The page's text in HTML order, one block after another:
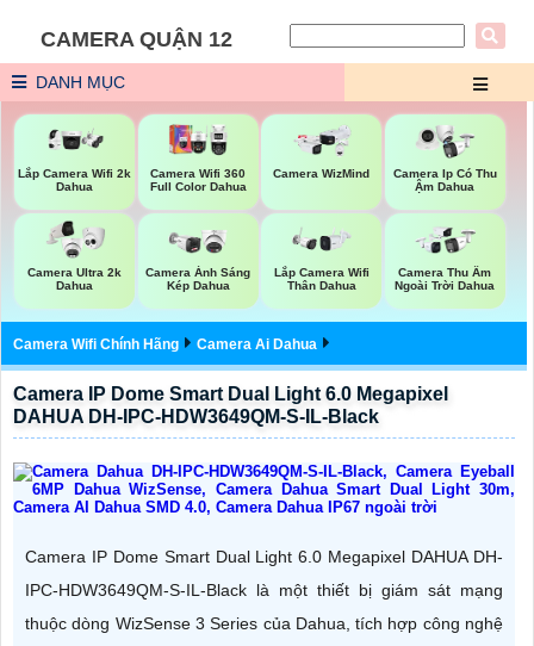
CAMERA QUẬN 12
DANH MỤC
Lắp Camera Wifi 2k
Dahua
Camera Wifi 360
Full Color Dahua
Camera WizMind
Camera Ip Có Thu
Ậm Dahua
Camera Ultra 2k
Dahua
Camera Ánh Sáng
Kép Dahua
Lắp Camera Wifi
Thân Dahua
Camera Thu Âm
Ngoài Trời Dahua
Camera Wifi Chính Hãng Camera Ai Dahua
Camera IP Dome Smart Dual Light 6.0 Megapixel
DAHUA DH-IPC-HDW3649QM-S-IL-Black
Camera IP Dome Smart Dual Light 6.0 Megapixel DAHUA DH-
IPC-HDW3649QM-S-IL-Black là một thiết bị giám sát mạng
thuộc dòng WizSense 3 Series của Dahua, tích hợp công nghệ